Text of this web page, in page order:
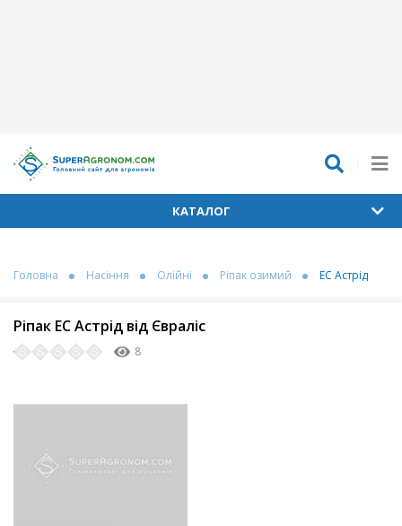
КАТАЛОГ
Головна Насіння Олійні Ріпак озимий ЕС Астрід
Ріпак ЕС Астрід від Євраліс
8